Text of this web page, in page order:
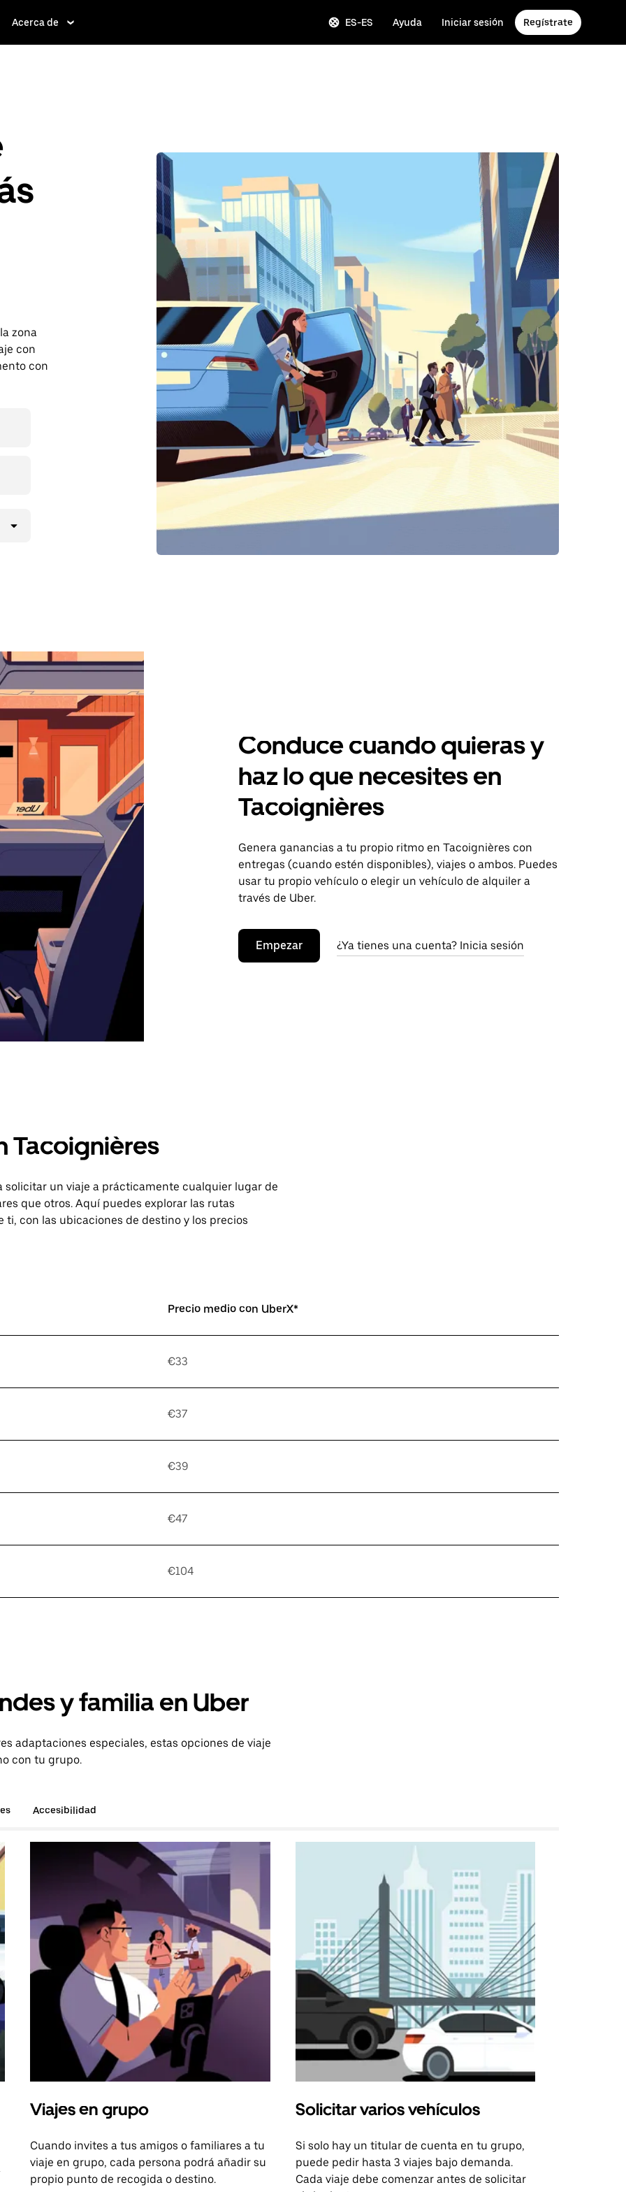
Acerca de ES-ES Ayuda Iniciar sesión Regístrate
zona
con
con
Conduce cuando quieras y
haz lo que necesites en
Tacoignières
Genera ganancias a tu propio ritmo en Tacoignières con
entregas (cuando estén disponibles), viajes o ambos. Puedes
usar tu propio vehículo o elegir un vehículo de alquiler a
través de Uber.
Empezar ¿Ya tienes una cuenta? Inicia sesión
Tacoignières
un viaje a prácticamente cualquier lugar de
que otros. Aquí puedes explorar las rutas
con las ubicaciones de destino y los precios
Precio medio con UberX*
€33
€37
€39
€47
€104
y familia en Uber
adaptaciones especiales, estas opciones de viaje
con tu grupo.
Accesibilidad
Viajes en grupo
Cuando invites a tus amigos o familiares a tu
viaje en grupo, cada persona podrá añadir su
propio punto de recogida o destino.
Solicitar varios vehículos
Si solo hay un titular de cuenta en tu grupo,
puede pedir hasta 3 viajes bajo demanda.
Cada viaje debe comenzar antes de solicitar